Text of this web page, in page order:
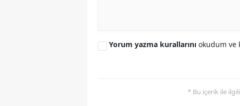
Yorum yazma kurallarını okudum ve
* Bu içerik ile